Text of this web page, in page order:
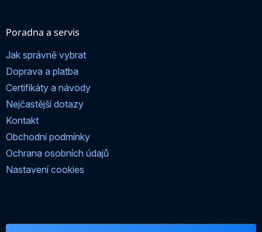
Poradna a servis
Jak správně vybrat
Doprava a platba
Certifikáty a návody
Nejčastější dotazy
Kontakt
Obchodní podmínky
Ochrana osobních údajů
Nastavení cookies